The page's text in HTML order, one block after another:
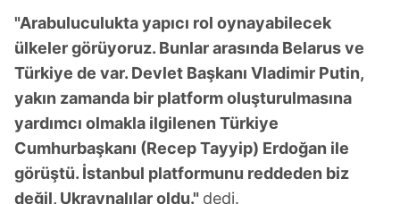
"Arabuluculukta yapıcı rol oynayabilecek
ülkeler görüyoruz. Bunlar arasında Belarus ve
Türkiye de var. Devlet Başkanı Vladimir Putin,
yakın zamanda bir platform oluşturulmasına
yardımcı olmakla ilgilenen Türkiye
Cumhurbaşkanı (Recep Tayyip) Erdoğan ile
görüştü. İstanbul platformunu reddeden biz
değil, Ukraynalılar oldu." dedi.